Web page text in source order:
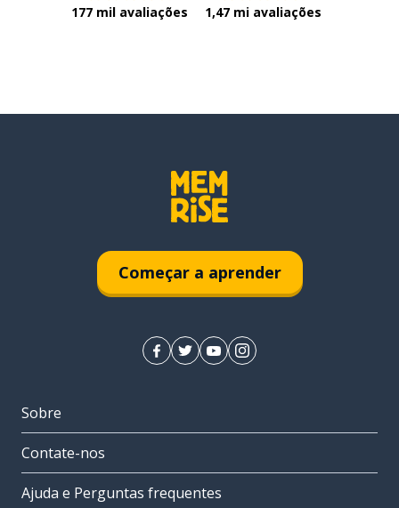
177 mil avaliações 1,47 mi avaliações
Começar a aprender
Sobre
Contate-nos
Ajuda e Perguntas frequentes